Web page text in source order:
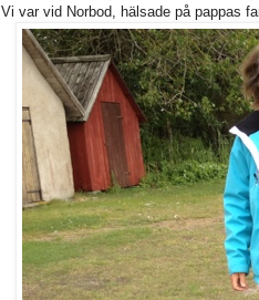
Vi var vid Norbod, hälsade på pappas